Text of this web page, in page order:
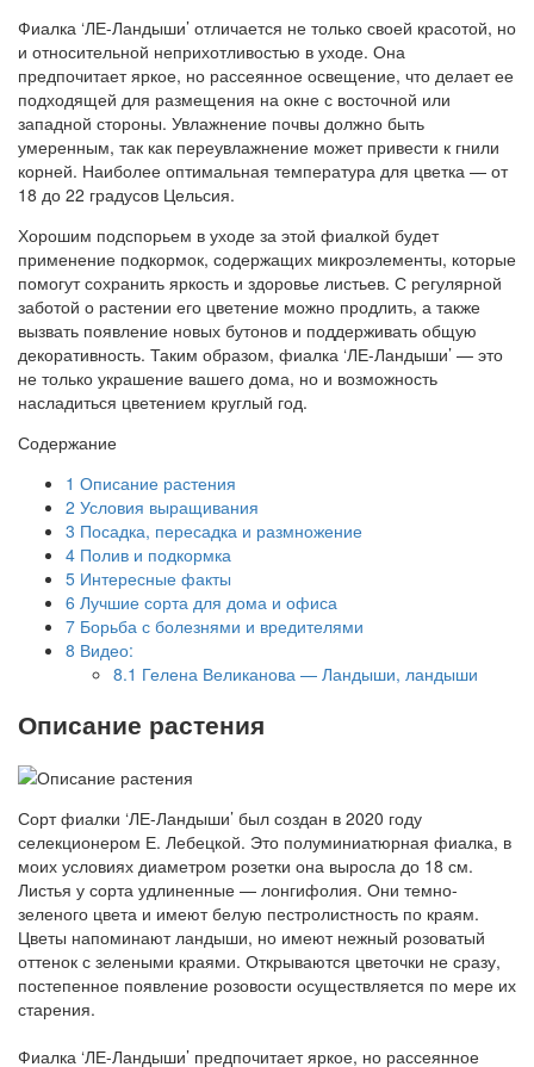
Фиалка ‘ЛЕ-Ландыши’ отличается не только своей красотой, но
и относительной неприхотливостью в уходе. Она
предпочитает яркое, но рассеянное освещение, что делает ее
подходящей для размещения на окне с восточной или
западной стороны. Увлажнение почвы должно быть
умеренным, так как переувлажнение может привести к гнили
корней. Наиболее оптимальная температура для цветка — от
18 до 22 градусов Цельсия.
Хорошим подспорьем в уходе за этой фиалкой будет
применение подкормок, содержащих микроэлементы, которые
помогут сохранить яркость и здоровье листьев. С регулярной
заботой о растении его цветение можно продлить, а также
вызвать появление новых бутонов и поддерживать общую
декоративность. Таким образом, фиалка ‘ЛЕ-Ландыши’ — это
не только украшение вашего дома, но и возможность
насладиться цветением круглый год.
Содержание
1 Описание растения
2 Условия выращивания
3 Посадка, пересадка и размножение
4 Полив и подкормка
5 Интересные факты
6 Лучшие сорта для дома и офиса
7 Борьба с болезнями и вредителями
8 Видео:
8.1 Гелена Великанова — Ландыши, ландыши
Описание растения
Сорт фиалки ‘ЛЕ-Ландыши’ был создан в 2020 году
селекционером Е. Лебецкой. Это полуминиатюрная фиалка, в
моих условиях диаметром розетки она выросла до 18 см.
Листья у сорта удлиненные — лонгифолия. Они темно-
зеленого цвета и имеют белую пестролистность по краям.
Цветы напоминают ландыши, но имеют нежный розоватый
оттенок с зелеными краями. Открываются цветочки не сразу,
постепенное появление розовости осуществляется по мере их
старения.
Фиалка ‘ЛЕ-Ландыши’ предпочитает яркое, но рассеянное